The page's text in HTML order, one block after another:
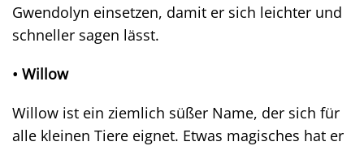
Gwendolyn einsetzen, damit er sich leichter und
schneller sagen lässt.
• Willow
Willow ist ein ziemlich süßer Name, der sich für
alle kleinen Tiere eignet. Etwas magisches hat er